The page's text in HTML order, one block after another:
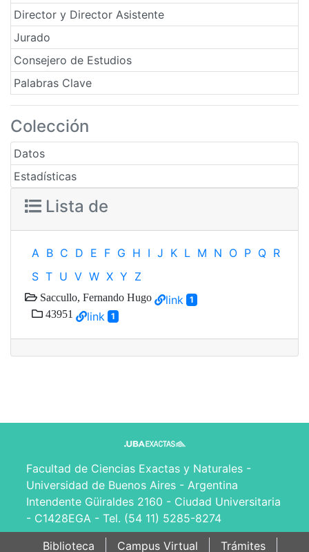
Director y Director Asistente
Jurado
Consejero de Estudios
Palabras Clave
Colección
Datos
Estadísticas
Lista de
A B C D E F G H I J K L M N O P Q R
S T U V W X Y Z
Saccullo, Fernando Hugo link 1
43951 link 1
Facultad de Ciencias Exactas y Naturales -
Universidad de Buenos Aires - Argentina
Intendente Güiraldes 2160 - Ciudad Universitaria
- C1428EGA - Tel. (54 11) 5285-8274
Biblioteca
Campus Virtual Trámites